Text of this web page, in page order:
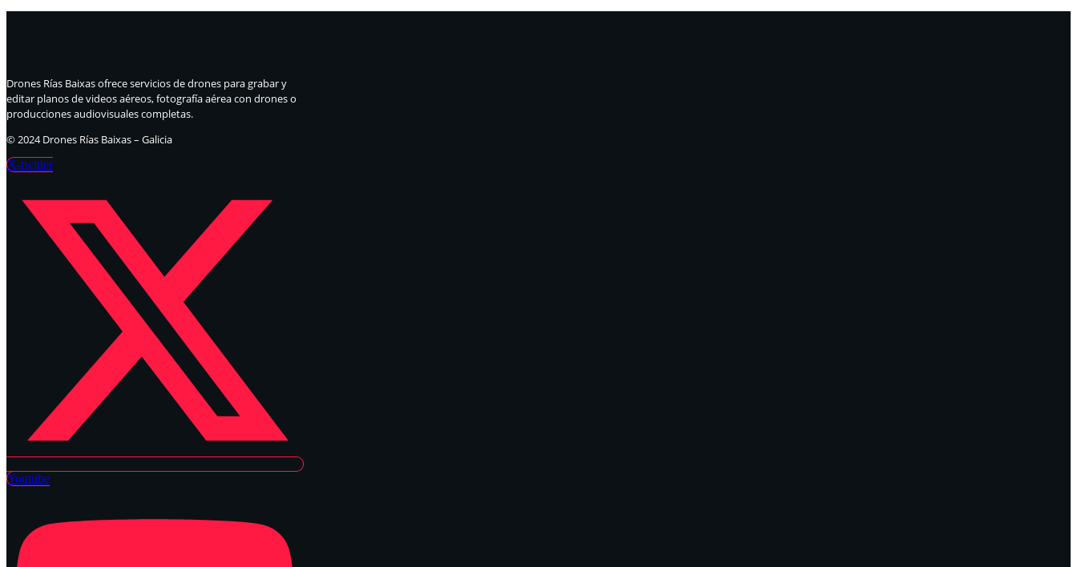
Drones Rías Baixas ofrece servicios de drones para grabar y
editar planos de videos aéreos, fotografía aérea con drones o
producciones audiovisuales completas.
© 2024 Drones Rías Baixas – Galicia
X-twitter
Youtube